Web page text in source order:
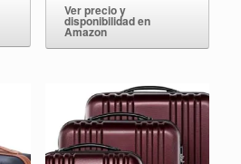
Ver precio y
disponibilidad en
Amazon